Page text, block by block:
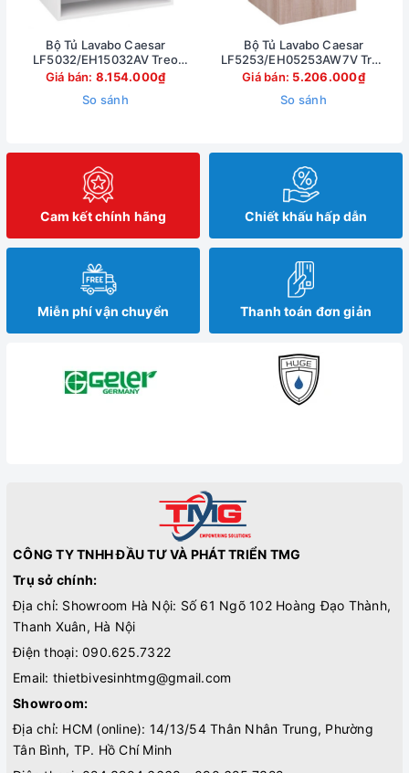
Bộ Tủ Lavabo Caesar
LF5032/EH15032AV Treo
Tường 750x500mm
Giá bán: 8.154.000₫
So sánh
Bộ Tủ Lavabo Caesar
LF5253/EH05253AW7V Treo
Tường 500x450mm
Giá bán: 5.206.000₫
So sánh
Cam kết chính hãng Chiết khấu hấp dẫn
Miễn phí vận chuyển Thanh toán đơn giản
CÔNG TY TNHH ĐẦU TƯ VÀ PHÁT TRIỂN TMG
Trụ sở chính:
Địa chỉ: Showroom Hà Nội: Số 61 Ngõ 102 Hoàng Đạo Thành,
Thanh Xuân, Hà Nội
Điện thoại: 090.625.7322
Email: thietbivesinhtmg@gmail.com
Showroom:
Địa chỉ: HCM (online): 14/13/54 Thân Nhân Trung, Phường
Tân Bình, TP. Hồ Chí Minh